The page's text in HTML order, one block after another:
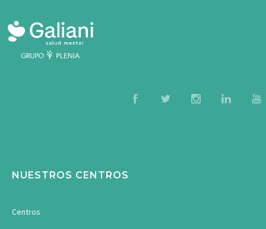
NUESTROS CENTROS
Centros